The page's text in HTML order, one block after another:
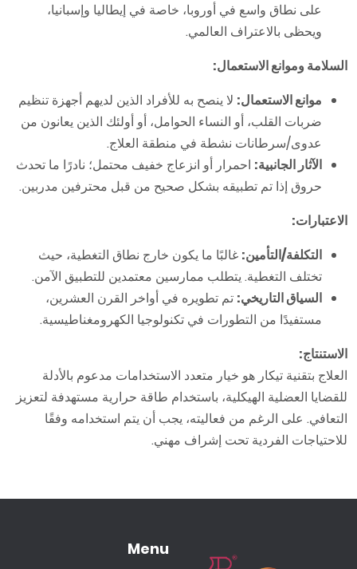
على نطاق واسع في أوروبا، خاصة في إيطاليا وإسبانيا،
ويحظى بالاعتراف العالمي.
السلامة وموانع الاستعمال:
موانع الاستعمال: لا ينصح به للأفراد الذين لديهم أجهزة تنظيم
ضربات القلب، أو النساء الحوامل، أو أولئك الذين يعانون من
عدوى/سرطانات نشطة في منطقة العلاج.
الآثار الجانبية: احمرار أو انزعاج خفيف محتمل؛ نادرًا ما تحدث
حروق إذا تم تطبيقه بشكل صحيح من قبل محترفين مدربين.
الاعتبارات:
التكلفة/التأمين: غالبًا ما يكون خارج نطاق التغطية، حيث
تختلف التغطية. يتطلب ممارسين معتمدين للتطبيق الآمن.
السياق التاريخي: تم تطويره في أواخر القرن العشرين،
مستفيدًا من التطورات في تكنولوجيا الكهرومغناطيسية.
الاستنتاج:
العلاج بتقنية تيكار هو خيار متعدد الاستخدامات مدعوم بالأدلة
للقضايا العضلية الهيكلية، باستخدام طاقة حرارية مستهدفة لتعزيز
التعافي. على الرغم من فعاليته، يجب أن يتم استخدامه وفقًا
للاحتياجات الفردية تحت إشراف مهني.
Menu